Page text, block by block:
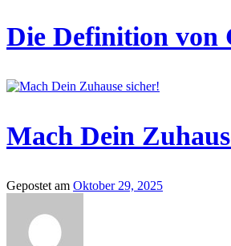
Die Definition von
Mach Dein
Gepostet am Oktober 29, 2025